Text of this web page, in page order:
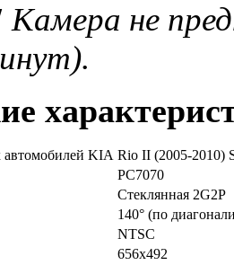
Камера не
автомобилей KIA Rio II (2005-2010)
PC7070
Стеклянная 2G2P
140° (по
NTSC
656x492